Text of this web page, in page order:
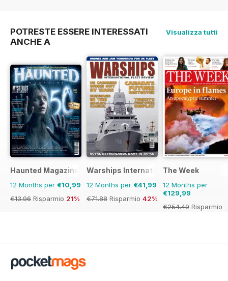
POTRESTE ESSERE INTERESSATI
ANCHE A
Visualizza tutti
Haunted Magazine
12 Months per €10,99
€13.96 Risparmio 21%
Warships International Fleet Review
12 Months per €41,99
€71.88 Risparmio 42%
The Week
12 Months per
€129,99
€254.49 Risparmio